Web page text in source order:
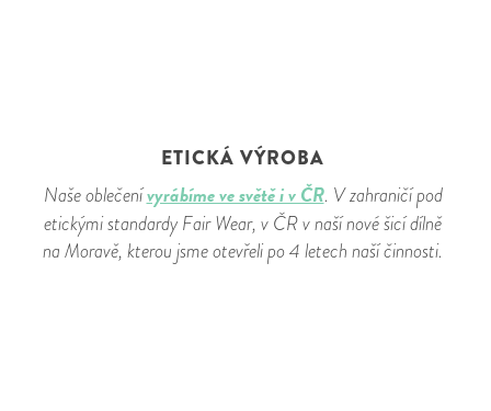
ETICKÁ VÝROBA
Naše oblečenívyrábíme ve světě i v ČR. V zahraničí pod
etickými standardy Fair Wear, v ČR v naší nové šicí dílně
na Moravě, kterou jsme otevřeli po 4 letech naší činnosti.